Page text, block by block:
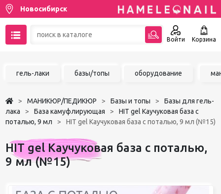
Новосибирск
Войти Корзина
Чат в MAX
Избранное
гель-лаки базы/топы оборудование
МАНИКЮР/ПЕДИКЮР Базы и топы
Базы для гель-
лака
База камуфлирующая
HIT gel Каучуковая база с
поталью, 9 мл
HIT gel Каучуковая база с поталью, 9 мл (№15)
HIT gel Каучуковая база с поталью,
9 мл (№15)